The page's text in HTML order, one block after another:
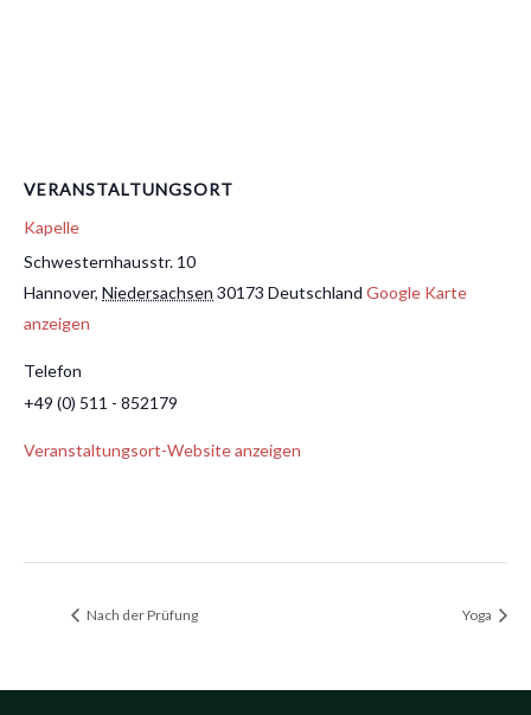
VERANSTALTUNGSORT
Kapelle
Schwesternhausstr. 10
Hannover, Niedersachsen 30173 Deutschland Google Karte
anzeigen
Telefon
+49 (0) 511 - 852179
Veranstaltungsort-Website anzeigen
Nach der Prüfung Yoga